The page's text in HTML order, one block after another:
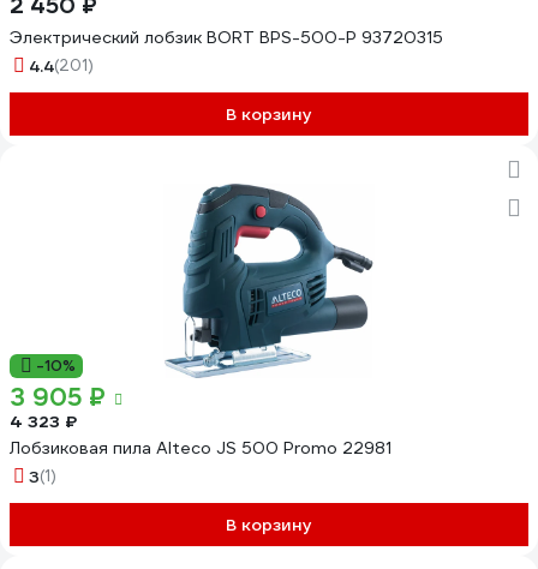
Электрический лобзик BORT BPS-500-P 93720315
4.4(201)
В корзину
-10%
3 905 ₽
4 323 ₽
Лобзиковая пила Alteco JS 500 Promo 22981
3(1)
В корзину